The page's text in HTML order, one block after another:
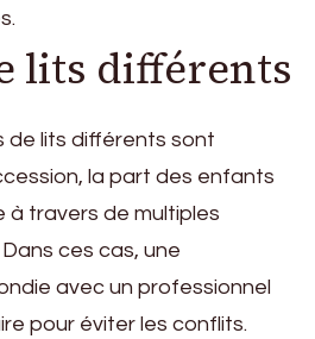
lits différents
de lits différents sont
la part des enfants
travers de multiples
ces cas, une
avec un professionnel
pour éviter les conflits.